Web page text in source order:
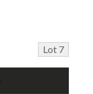
Lot 7